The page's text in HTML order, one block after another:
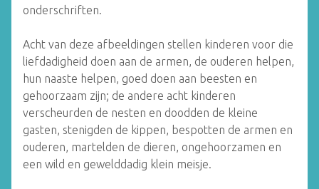
onderschriften.
Acht van deze afbeeldingen stellen kinderen voor die
liefdadigheid doen aan de armen, de ouderen helpen,
hun naaste helpen, goed doen aan beesten en
gehoorzaam zijn; de andere acht kinderen
verscheurden de nesten en doodden de kleine
gasten, stenigden de kippen, bespotten de armen en
ouderen, martelden de dieren, ongehoorzamen en
een wild en gewelddadig klein meisje.